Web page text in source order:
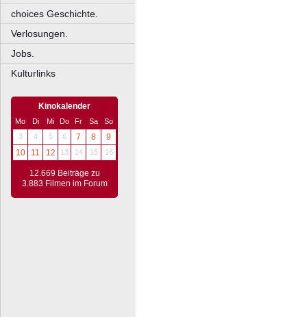
choices Geschichte.
Verlosungen.
Jobs.
Kulturlinks
Kinokalender
Mo Di Mi Do Fr Sa
So
3
4 5 6 7 8
9
10
11 12 13 14 15 16
12.669 Beiträge zu
3.883 Filmen im Forum